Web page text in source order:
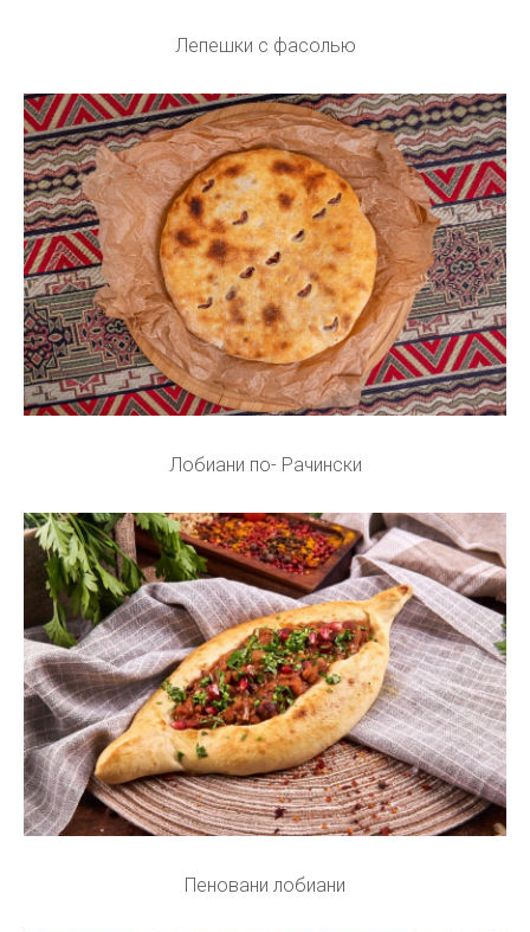
Лепешки с фасолью
Лобиани по- Рачински
Пеновани лобиани